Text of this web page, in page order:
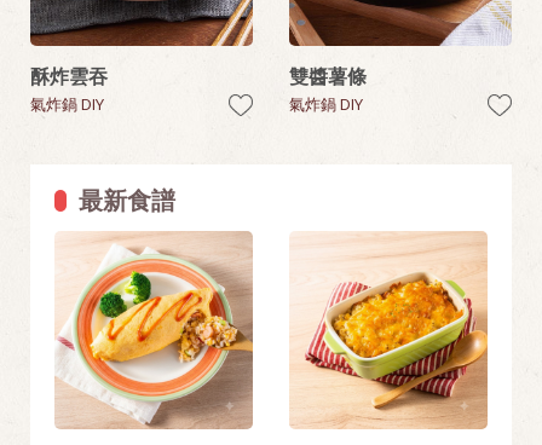
酥炸雲吞
氣炸鍋 DIY
雙醬薯條
氣炸鍋 DIY
最新食譜